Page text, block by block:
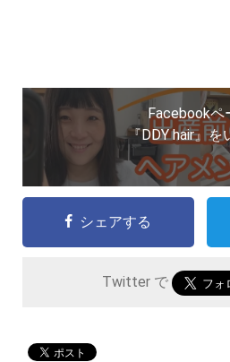
Facebookペ
『DDY hair』を
シェアする
Twitter で